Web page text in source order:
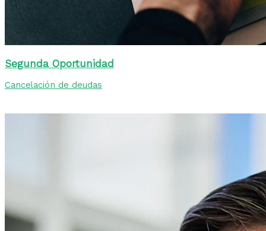
Segunda Oportunidad
Cancelación de deudas